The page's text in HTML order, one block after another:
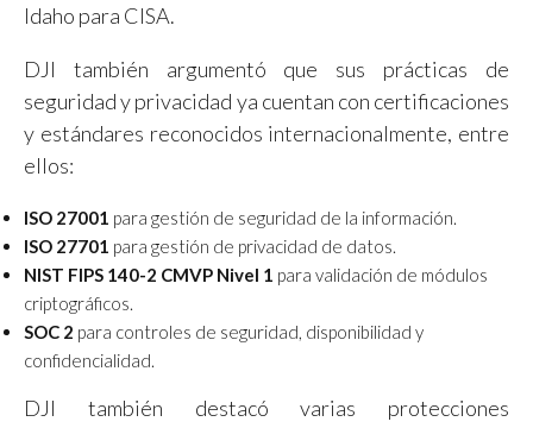
Idaho para CISA.
DJI también argumentó que sus prácticas de
seguridad y privacidad ya cuentan con certificaciones
y estándares reconocidos internacionalmente, entre
ellos:
ISO 27001 para gestión de seguridad de la información.
ISO 27701 para gestión de privacidad de datos.
NIST FIPS 140-2 CMVP Nivel 1 para validación de módulos
criptográficos.
SOC 2 para controles de seguridad, disponibilidad y
confidencialidad.
DJI también destacó varias protecciones